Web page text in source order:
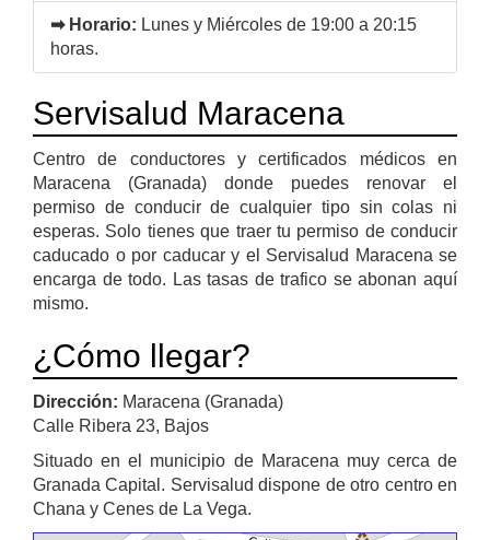
➡ Horario: Lunes y Miércoles de 19:00 a 20:15
horas.
Servisalud Maracena
Centro de conductores y certificados médicos en
Maracena (Granada) donde puedes renovar el
permiso de conducir de cualquier tipo sin colas ni
esperas. Solo tienes que traer tu permiso de conducir
caducado o por caducar y el Servisalud Maracena se
encarga de todo. Las tasas de trafico se abonan aquí
mismo.
¿Cómo llegar?
Dirección: Maracena (Granada)
Calle Ribera 23, Bajos
Situado en el municipio de Maracena muy cerca de
Granada Capital. Servisalud dispone de otro centro en
Chana y Cenes de La Vega.